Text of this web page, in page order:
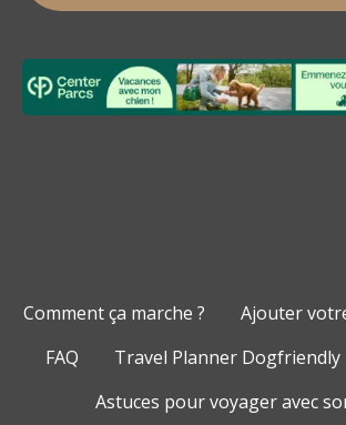
Comment ça marche ?
Ajouter
FAQ
Travel Planner Dogfriendly
Astuces pour voyager avec